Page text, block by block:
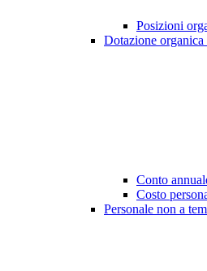
Posizioni
Dotazione organica
Conto
Costo
Personale non a